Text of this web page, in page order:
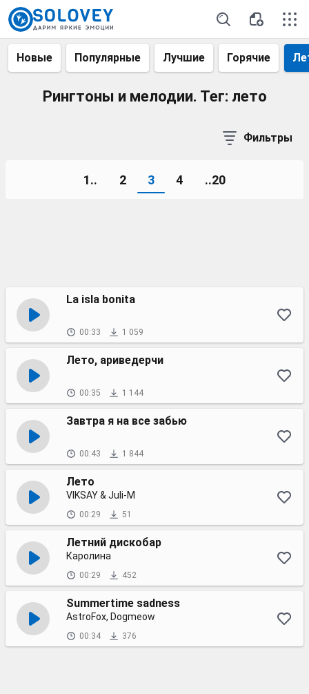
Новые Популярные Лучшие Горячие
Рингтоны и мелодии. Тег: лето
Фильтры
1.. 2 3 4 ..20
La isla bonita
00:33 1 059
Лето, ариведерчи
00:35 1 144
Завтра я на все забью
00:43 1 844
Лето
VIKSAY & Juli-M
00:29 51
Летний дискобар
Каролина
00:29 452
Summertime sadness
AstroFox, Dogmeow
00:34 376